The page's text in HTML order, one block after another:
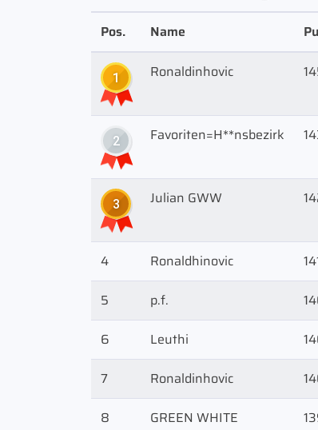
Pos. Name
1 Ronaldinhovic
2 Favoriten=H**nsbezirk
3 Julian GWW
4 Ronaldhinovic
5
p.f.
6
Leuthi
7
Ronaldinhovic
8
GREEN WHITE